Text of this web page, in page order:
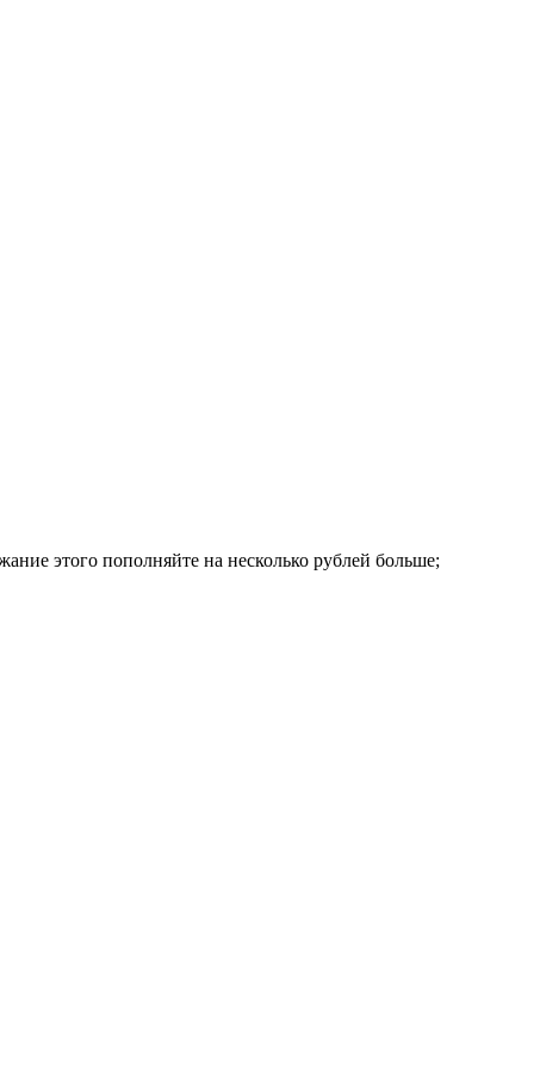
этого пополняйте на несколько рублей больше;